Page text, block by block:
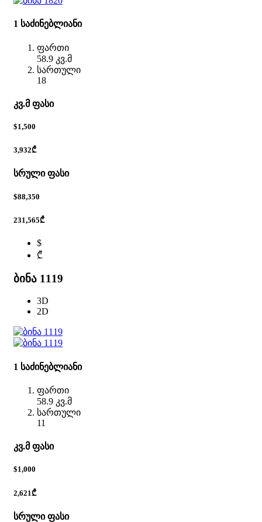
1 საძინებლიანი
ფართი
58.9 კვ.მ
სართული
18
კვ.მ ფასი
$1,500
3,932₾
სრული ფასი
$88,350
231,565₾
$
₾
ბინა 1119
3D
2D
1 საძინებლიანი
ფართი
58.9 კვ.მ
სართული
11
კვ.მ ფასი
$1,000
2,621₾
სრული ფასი